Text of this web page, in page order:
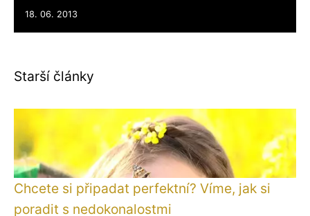
18. 06. 2013
Starší články
Chcete si připadat perfektní? Víme, jak si
poradit s nedokonalostmi